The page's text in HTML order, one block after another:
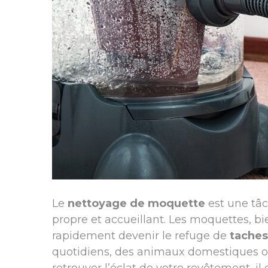
Le nettoyage de moquette est une
propre et accueillant. Les moquettes,
rapidement devenir le refuge de
quotidiens, des animaux domestiques